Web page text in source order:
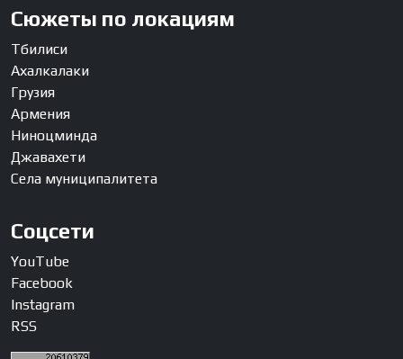
Сюжеты по локациям
Тбилиси
Ахалкалаки
Грузия
Армения
Ниноцминда
Джавахети
Села муниципалитета
Соцсети
YouTube
Facebook
Instagram
RSS